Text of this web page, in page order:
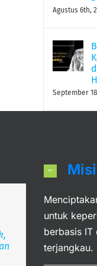
Agustus 6th,
September
untuk
berbasis IT
terjangkau.